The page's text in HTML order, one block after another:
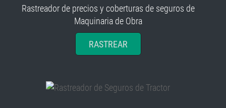
Rastreador de precios y coberturas de seguros de
Maquinaria de Obra
RASTREAR